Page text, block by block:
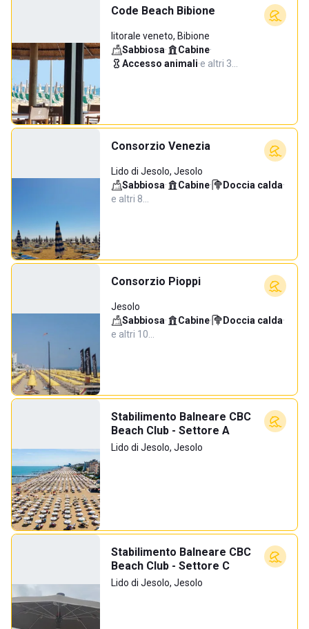
Code Beach Bibione
litorale veneto, Bibione
Sabbiosa· Cabine·
Accesso animali·e altri 3…
Consorzio Venezia
Lido di Jesolo, Jesolo
Sabbiosa· Cabine· Doccia calda·
e altri 8…
Consorzio Pioppi
Jesolo
Sabbiosa· Cabine· Doccia calda·
e altri 10…
Stabilimento Balneare CBC
Beach Club - Settore A
Lido di Jesolo, Jesolo
Stabilimento Balneare CBC
Beach Club - Settore C
Lido di Jesolo, Jesolo